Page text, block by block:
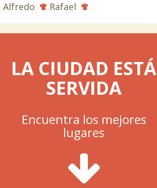
Alfredo Rafael
LA CIUDAD ESTÁ
SERVIDA
Encuentra los mejores
lugares